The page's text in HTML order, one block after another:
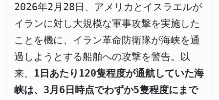
2026年2月28日、アメリカとイスラエルが
イランに対し大規模な軍事攻撃を実施した
ことを機に、イラン革命防衛隊が海峡を通
過しようとする船舶への攻撃を警告。以
来、 1日あたり120隻程度が通航していた海
峡は、3月6日時点でわずか5隻程度にまで